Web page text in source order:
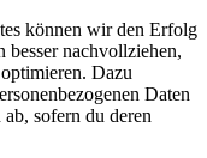
können wir den Erfolg
besser nachvollziehen,
Dazu
Daten
sofern du deren